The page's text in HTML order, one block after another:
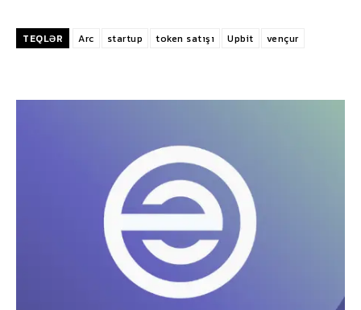
TEQLƏR Arc startup token satışı Upbit vençur